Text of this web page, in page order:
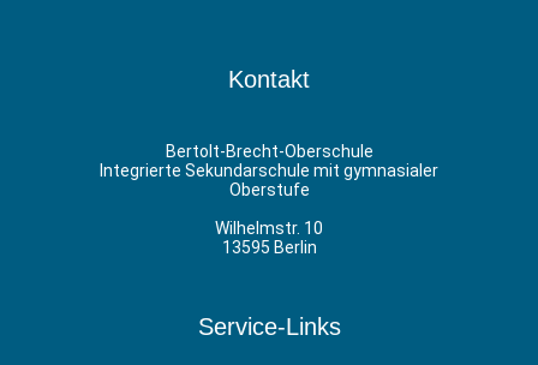
Kontakt
Bertolt-Brecht-Oberschule
Integrierte Sekundarschule mit gymnasialer
Oberstufe
Wilhelmstr. 10
13595 Berlin
Service-Links